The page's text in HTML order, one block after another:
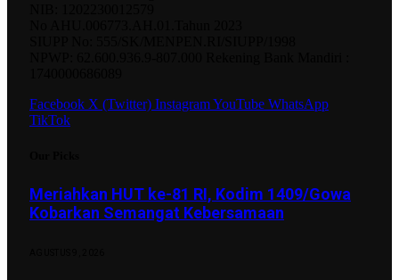
Facebook X (Twitter) InstagramYouTube WhatsApp
TikTok
Meriahkan HUT ke-81 RI, Kodim 1409/Gowa
Kobarkan Semangat Kebersamaan